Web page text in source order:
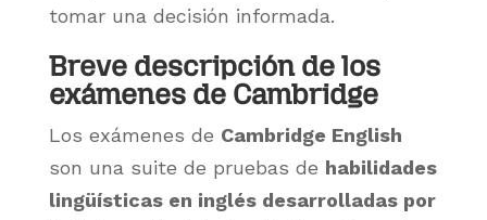
tomar una decisión informada.
Breve descripción de los
exámenes de Cambridge
Los exámenes de Cambridge English
son una suite de pruebas de habilidades
lingüísticas en inglés desarrolladas por